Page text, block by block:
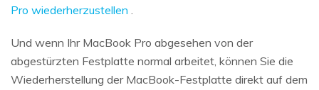
Pro wiederherzustellen .
Und wenn Ihr MacBook Pro abgesehen von der
abgestürzten Festplatte normal arbeitet, können Sie die
Wiederherstellung der MacBook-Festplatte direkt auf dem